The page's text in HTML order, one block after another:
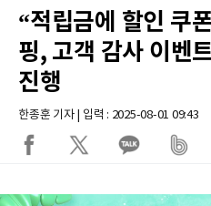
“적립금에 할인 쿠
핑, 고객 감사 이벤
진행
한종훈 기자 | 입력 : 2025-08-01 09:43